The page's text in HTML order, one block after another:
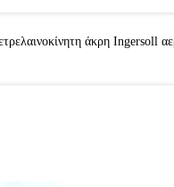
άκρη Ingersoll